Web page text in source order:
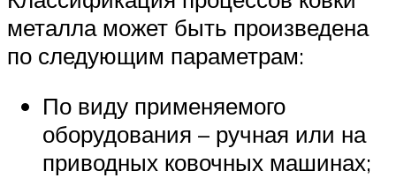
металла может быть произведена
по следующим параметрам:
По виду применяемого
оборудования – ручная или на
приводных ковочных машинах;